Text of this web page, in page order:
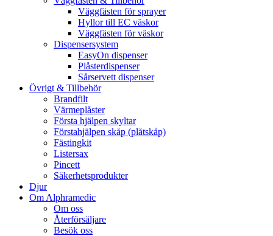
Väggfästen för sprayer
Hyllor till EC väskor
Väggfästen för väskor
Dispensersystem
EasyOn dispenser
Plåsterdispenser
Sårservett dispenser
Övrigt & Tillbehör
Brandfilt
Värmeplåster
Första hjälpen skyltar
Förstahjälpen skåp (plåtskåp)
Fästingkit
Listersax
Pincett
Säkerhetsprodukter
Djur
Om Alphramedic
Om oss
Återförsäljare
Besök oss